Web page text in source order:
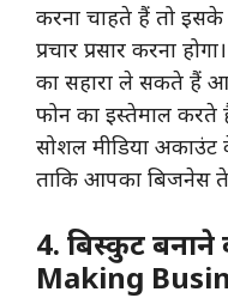
करना चाहते हैं तो
प्रचार प्रसार करना
का सहारा ले सकते हैं
फोन का इस्तेमाल
सोशल मीडिया
ताकि आपका बिजनेस
4. बिस्कुट
Making